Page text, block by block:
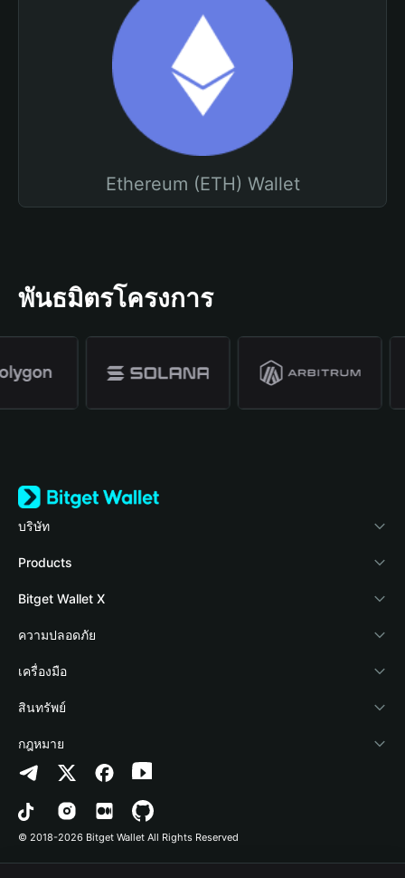
Ethereum (ETH) Wallet
พันธมิตรโครงการ
บริษัท
เกี่ยวกับ Bitget Wallet
Blog
Academy
ข่าวสารด้านคริปโต
ศูนย์ช่วยเหลือ
ติดต่อเรา
ทรัพยากรข้อมูลของแบรนด์
อาชีพ
Products
Crypto Card
Stablecoin Earn
Payfi Crypto
Crypto Swap API
Altcoin Season Index
Prediction Markets
DApp
Bitget Wallet X
นักพัฒนา
เชื่อมต่อ Wallet
Bitget Wallet Pay
ลิสต์โปรเจกต์
ความปลอดภัย
Protection Fund
เทคโนโลยีความปลอดภัย
เครื่องมือ
ซื้อคริปโต
การตรวจจับการอนุญาต
การตรวจจับสัญญา
การโอนเป็นชุด
สินทรัพย์
Arbitrum
Avalanche
Bitcoin
กฎหมาย
นโยบายความเป็นส่วนตัว
ข้อตกลงในการใช้บริการ
© 2018-2026 Bitget Wallet All Rights Reserved